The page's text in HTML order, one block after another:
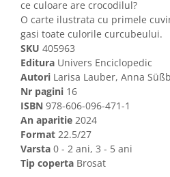
ce culoare are crocodilul?
O carte ilustrata cu primele
gasi toate culorile curcubeului.
SKU 405963
Editura Univers Enciclopedic
Autori Larisa Lauber, Anna
Nr pagini 16
ISBN 978-606-096-471-1
An aparitie 2024
Format 22.5/27
Varsta 0 - 2 ani, 3 - 5 ani
Tip coperta Brosat